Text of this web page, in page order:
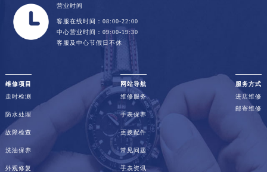
营业时间
客服在线时间：08:00-22:00
中心营业时间：09:00-19:30
客服及中心节假日不休
维修项目
走时检测
防水处理
故障检查
洗油保养
外观修复
网站导航
维修服务
手表保养
更换配件
常见问题
手表资讯
服务方式
进店维修
邮寄维修